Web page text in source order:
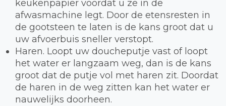
keukenpapier voordat u ze in de
afwasmachine legt. Door de etensresten in
de gootsteen te laten is de kans groot dat u
uw afvoerbuis sneller verstopt.
Haren. Loopt uw doucheputje vast of loopt
het water er langzaam weg, dan is de kans
groot dat de putje vol met haren zit. Doordat
de haren in de weg zitten kan het water er
nauwelijks doorheen.